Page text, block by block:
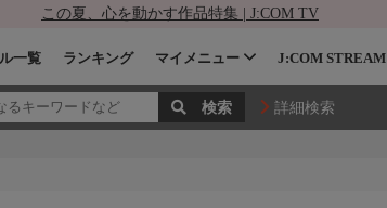
この夏、心を動かす作品特集 | J:COM TV
一覧 ランキング マイメニュー J:COM STREAM
詳細検索